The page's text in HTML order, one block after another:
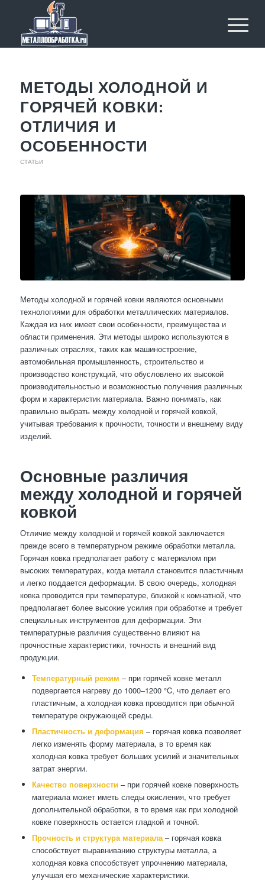
МЕТОДЫ ХОЛОДНОЙ И
ГОРЯЧЕЙ КОВКИ:
ОТЛИЧИЯ И
ОСОБЕННОСТИ
СТАТЬИ
Методы холодной и горячей ковки являются основными
технологиями для обработки металлических материалов.
Каждая из них имеет свои особенности, преимущества и
области применения. Эти методы широко используются в
различных отраслях, таких как машиностроение,
автомобильная промышленность, строительство и
производство конструкций, что обусловлено их высокой
производительностью и возможностью получения различных
форм и характеристик материала. Важно понимать, как
правильно выбрать между холодной и горячей ковкой,
учитывая требования к прочности, точности и внешнему виду
изделий.
Основные различия
между холодной и горячей
ковкой
Отличие между холодной и горячей ковкой заключается
прежде всего в температурном режиме обработки металла.
Горячая ковка предполагает работу с материалом при
высоких температурах, когда металл становится пластичным
и легко поддается деформации. В свою очередь, холодная
ковка проводится при температуре, близкой к комнатной, что
предполагает более высокие усилия при обработке и требует
специальных инструментов для деформации. Эти
температурные различия существенно влияют на
прочностные характеристики, точность и внешний вид
продукции.
Температурный режим – при горячей ковке металл
подвергается нагреву до 1000–1200 °C, что делает его
пластичным, а холодная ковка проводится при обычной
температуре окружающей среды.
Пластичность и деформация – горячая ковка позволяет
легко изменять форму материала, в то время как
холодная ковка требует больших усилий и значительных
затрат энергии.
Качество поверхности – при горячей ковке поверхность
материала может иметь следы окисления, что требует
дополнительной обработки, в то время как при холодной
ковке поверхность остается гладкой и точной.
Прочность и структура материала– горячая ковка
способствует выравниванию структуры металла, а
холодная ковка способствует упрочнению материала,
улучшая его механические характеристики.